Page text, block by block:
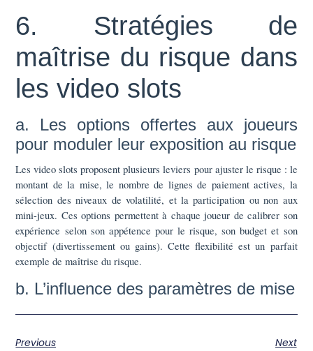
6. Stratégies de
maîtrise du risque dans
les video slots
a. Les options offertes aux joueurs
pour moduler leur exposition au risque
Les video slots proposent plusieurs leviers pour ajuster le risque : le
montant de la mise, le nombre de lignes de paiement actives, la
sélection des niveaux de volatilité, et la participation ou non aux
mini-jeux. Ces options permettent à chaque joueur de calibrer son
expérience selon son appétence pour le risque, son budget et son
objectif (divertissement ou gains). Cette flexibilité est un parfait
exemple de maîtrise du risque.
b. L’influence des paramètres de mise
Previous Next